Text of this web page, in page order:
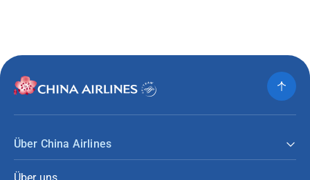
Über China Airlines